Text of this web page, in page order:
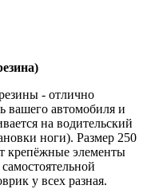
- отлично
вашего автомобиля и
на водительский
ноги). Размер 250
крепёжные элементы
у всех разная.